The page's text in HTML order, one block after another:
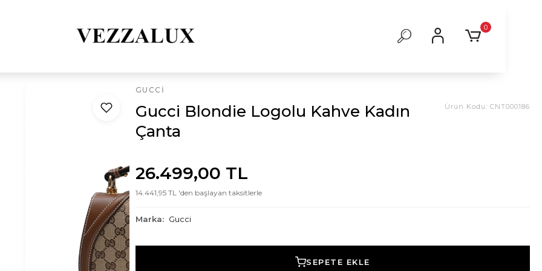
0
GUCCI
Gucci Blondie Logolu Kahve Kadın
Çanta
Ürün Kodu: CNT000186
26.499,00 TL
14.441,95 TL 'den başlayan taksitlerle
Marka: Gucci
SEPETE EKLE